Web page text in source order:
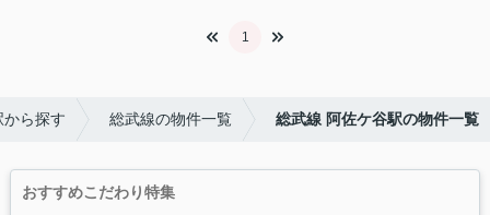
1
ら探す 総武線の物件一覧 総武線 阿佐ケ谷駅の物件一覧
おすすめこだわり特集